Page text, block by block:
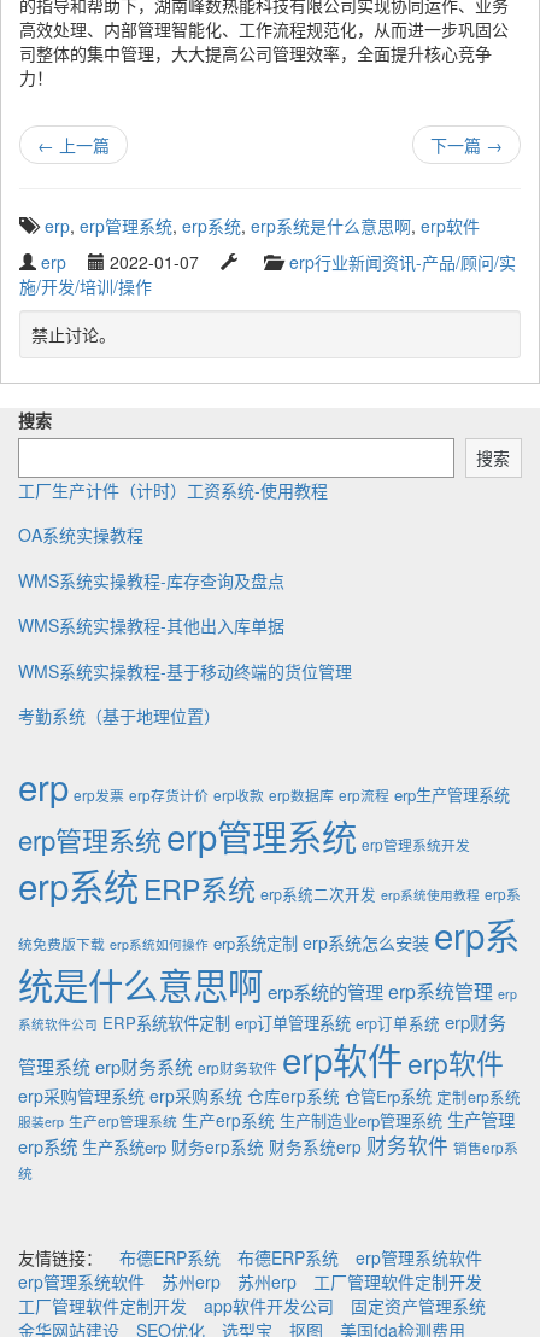
的指导和帮助下，湖南峰数热能科技有限公司实现协同运作、业务
高效处理、内部管理智能化、工作流程规范化，从而进一步巩固公
司整体的集中管理，大大提高公司管理效率，全面提升核心竞争
力！
← 上一篇 下一篇 →
T
g
g
e
d
t
h
erp, erp管理系统, erp系统, erp系统是什么意思啊, erp软件
W
r
i
t
t
e
n
b
erp
P
u
b
i
s
2022-01-07
s
u
p
e
C
t
g
o
erp行业新闻资讯-产品/顾问/实
施/开发/培训/操作
禁止讨论。
搜索
搜索
工厂生产计件（计时）工资系统-使用教程
OA系统实操教程
WMS系统实操教程-库存查询及盘点
WMS系统实操教程-其他出入库单据
WMS系统实操教程-基于移动终端的货位管理
考勤系统（基于地理位置）
erp erp发票 erp存货计价 erp收款 erp数据库 erp流程 erp生产管理系统
erp管理系统erp管理系统 erp管理系统开发
erp系统 ERP系统 erp系统二次开发 erp系统使用教程 erp系
统免费版下载 erp系统如何操作 erp系统定制 erp系统怎么安装 erp系
统是什么意思啊erp系统的管理erp系统管理 erp
系统软件公司 ERP系统软件定制 erp订单管理系统 erp订单系统 erp财务
管理系统erp财务系统 erp财务软件 erp软件erp软件
erp采购管理系统 erp采购系统 仓库erp系统 仓管Erp系统 定制erp系统
服装erp 生产erp管理系统 生产erp系统 生产制造业erp管理系统 生产管理
erp系统 生产系统erp 财务erp系统 财务系统erp 财务软件 销售erp系
统
友情链接： 布德ERP系统 布德ERP系统
erp管理系统软件
erp管理系统软件
苏州erp 苏州erp
工厂管理软件定制开发
工厂管理软件定制开发
app软件开发公司
固定资产管理系统
金华网站建设
SEO优化 选型宝 抠图 美国fda检测费用